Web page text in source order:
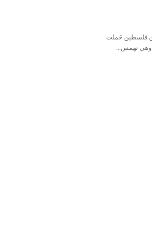
من فلسطين حَملت
وهي تهمس...